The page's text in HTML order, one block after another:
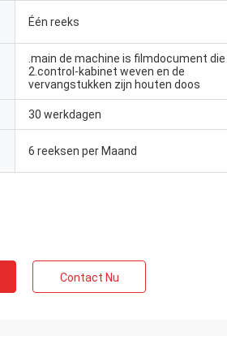
Één reeks
.main de machine is filmdocument die
2.control-kabinet weven en de
vervangstukken zijn houten doos
30 werkdagen
6 reeksen per Maand
Contact Nu